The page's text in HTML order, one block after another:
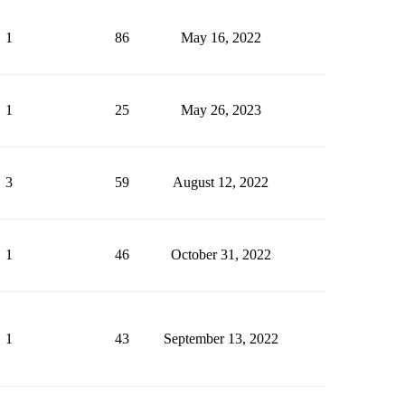
1 86 May 16, 2022
1 25 May 26, 2023
3 59 August 12, 2022
1 46 October 31, 2022
1 43 September 13, 2022